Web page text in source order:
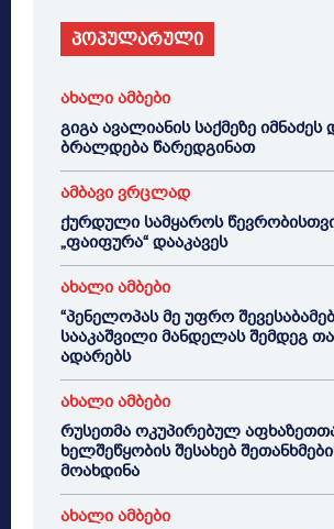
პოპულარული
ახალი ამბები
გიგა ავალიანის საქმეზე
ბრალდება წარედგინათ
ამბავი ვრცლად
ქურდული სამყაროს
„ფაიფურა“ დააკავეს
ახალი ამბები
“პენელოპას მე უფრო
სააკაშვილი მანდელას შემდეგ
ადარებს
ახალი ამბები
რუსეთმა ოკუპირებულ
ხელშეწყობის შესახებ
მოახდინა
ახალი ამბები